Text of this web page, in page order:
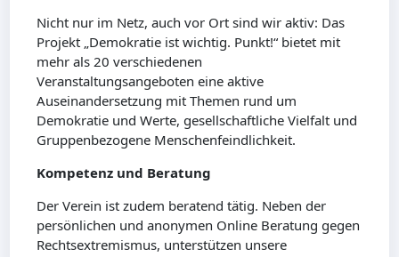
Nicht nur im Netz, auch vor Ort sind wir aktiv: Das
Projekt „Demokratie ist wichtig. Punkt!“ bietet mit
mehr als 20 verschiedenen
Veranstaltungsangeboten eine aktive
Auseinandersetzung mit Themen rund um
Demokratie und Werte, gesellschaftliche Vielfalt und
Gruppenbezogene Menschenfeindlichkeit.
Kompetenz und Beratung
Der Verein ist zudem beratend tätig. Neben der
persönlichen und anonymen Online Beratung gegen
Rechtsextremismus, unterstützen unsere